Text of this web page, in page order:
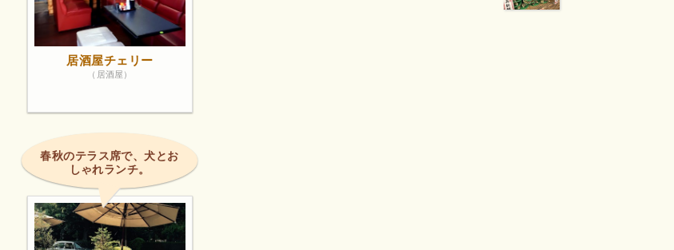
居酒屋チェリー
（居酒屋）
春秋のテラス席で、犬とお
しゃれランチ。